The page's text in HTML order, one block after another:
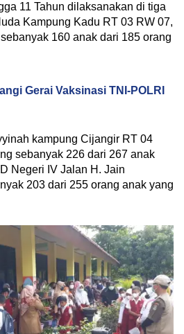
11 Tahun dilaksanakan di tiga
Kampung Kadu RT 03 RW 07,
160 anak dari 185 orang
Gerai Vaksinasi TNI-POLRI
kampung Cijangir RT 04
sebanyak 226 dari 267 anak
Negeri IV Jalan H. Jain
203 dari 255 orang anak yang